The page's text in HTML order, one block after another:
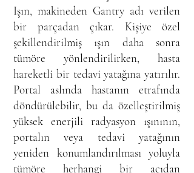
Işın, makineden Gantry adı verilen
bir parçadan çıkar. Kişiye özel
şekillendirilmiş ışın daha sonra
tümöre yönlendirilirken, hasta
hareketli bir tedavi yatağına yatırılır.
Portal aslında hastanın etrafında
döndürülebilir, bu da özelleştirilmiş
yüksek enerjili radyasyon ışınının,
portalın veya tedavi yatağının
yeniden konumlandırılması yoluyla
tümöre herhangi bir açıdan